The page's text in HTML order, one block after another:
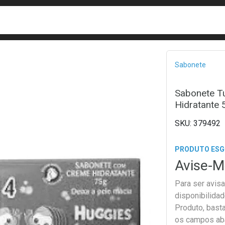
Sabonete
Sabonete
Hidratante
379492
PRODUTO
Avise-
Para ser
Produto,
os campos